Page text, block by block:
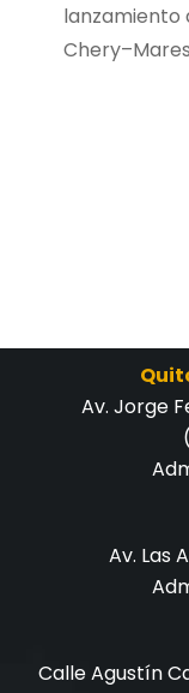
lanzamiento
Av. Jorge
Av. Las
Calle Agustín